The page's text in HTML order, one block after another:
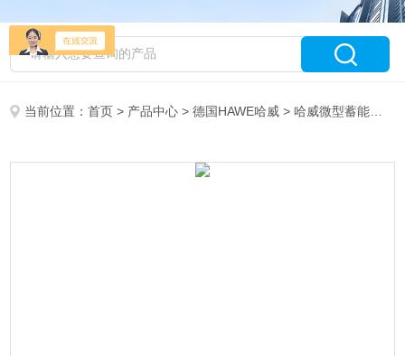
当前位置：首页 > 产品中心 >德国HAWE哈威 >哈威微型蓄能器